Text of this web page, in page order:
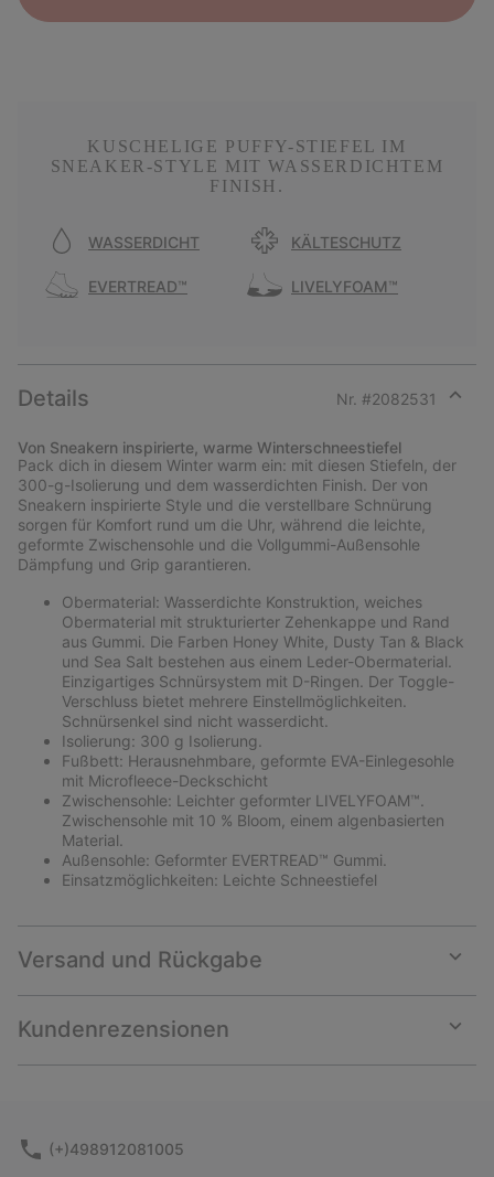
KUSCHELIGE PUFFY-STIEFEL IM
SNEAKER-STYLE MIT WASSERDICHTEM
FINISH.
WASSERDICHT KÄLTESCHUTZ
EVERTREAD™ LIVELYFOAM™
Details Nr. #2082531
section
Von Sneakern inspirierte, warme Winterschneestiefel
Pack dich in diesem Winter warm ein: mit diesen Stiefeln, der
300-g-Isolierung und dem wasserdichten Finish. Der von
Sneakern inspirierte Style und die verstellbare Schnürung
sorgen für Komfort rund um die Uhr, während die leichte,
geformte Zwischensohle und die Vollgummi-Außensohle
Dämpfung und Grip garantieren.
Obermaterial: Wasserdichte Konstruktion, weiches
Obermaterial mit strukturierter Zehenkappe und Rand
aus Gummi. Die Farben Honey White, Dusty Tan & Black
und Sea Salt bestehen aus einem Leder-Obermaterial.
Einzigartiges Schnürsystem mit D-Ringen. Der Toggle-
Verschluss bietet mehrere Einstellmöglichkeiten.
Schnürsenkel sind nicht wasserdicht.
Isolierung: 300 g Isolierung.
Fußbett: Herausnehmbare, geformte EVA-Einlegesohle
mit Microfleece-Deckschicht
Zwischensohle: Leichter geformter LIVELYFOAM™.
Zwischensohle mit 10 % Bloom, einem algenbasierten
Material.
Außensohle: Geformter EVERTREAD™ Gummi.
Einsatzmöglichkeiten: Leichte Schneestiefel
Versand und Rückgabe
or
Kundenrezensionen
or
(+)498912081005